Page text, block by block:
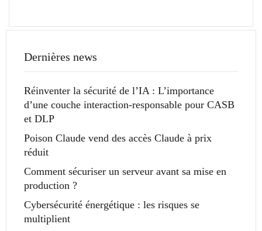
Dernières news
Réinventer la sécurité de l’IA : L’importance
d’une couche interaction-responsable pour CASB
et DLP
Poison Claude vend des accès Claude à prix
réduit
Comment sécuriser un serveur avant sa mise en
production ?
Cybersécurité énergétique : les risques se
multiplient